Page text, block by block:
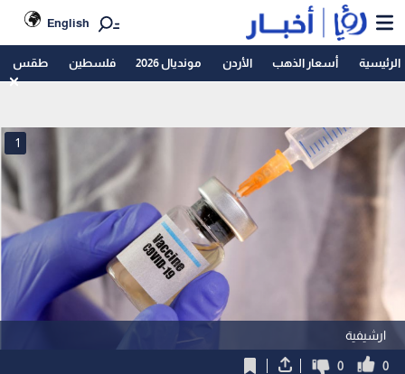
English
الرئيسية أسعار الذهب الأردن مونديال 2026 فلسطين طقس
ارشيفية
1
0
0